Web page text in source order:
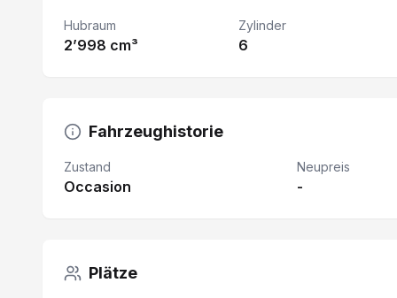
Hubraum
2’998 cm³
Zylinder
6
Fahrzeughistorie
Zustand
Occasion
Neupreis
-
Plätze